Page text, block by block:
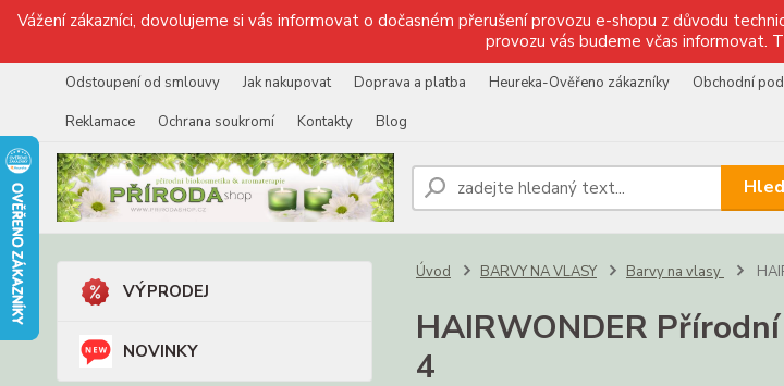
Vážení zákazníci, dovolujeme si vás informovat o dočasném přerušení provozu e-shopu z důvodu
provozu vás budeme včas informovat.
Odstoupení od smlouvy Jak nakupovat Doprava a platba Heureka-Ověřeno zákazníky Obchodní
Reklamace
Ochrana soukromí Kontakty Blog
VÝPRODEJ
NOVINKY
Úvod BARVY NA VLASY Barvy na vlasy
HAIRWONDER
4